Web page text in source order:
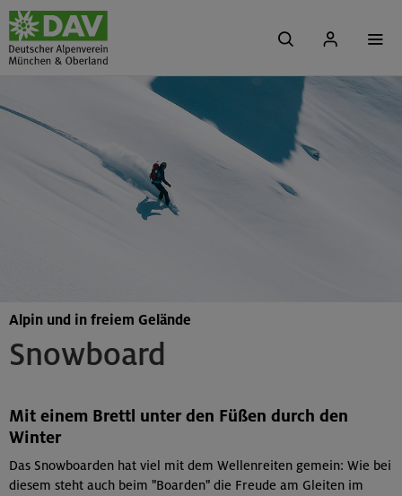
Snowboard
Alpin und in freiem Gelände
Mit einem Brettl unter den Füßen durch den
Winter
Das Snowboarden hat viel mit dem Wellenreiten gemein: Wie bei
diesem steht auch beim "Boarden" die Freude am Gleiten im